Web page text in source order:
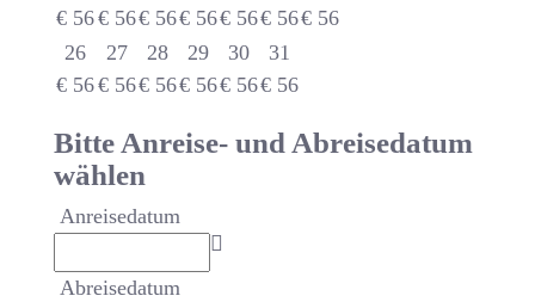
€ 56€ 56€ 56€ 56€ 56€ 56€ 56
26
€ 56
27
€ 56
28
€ 56
29
€ 56
30
€ 56
31
€ 56
Bitte Anreise- und Abreisedatum
wählen
Anreisedatum
Abreisedatum